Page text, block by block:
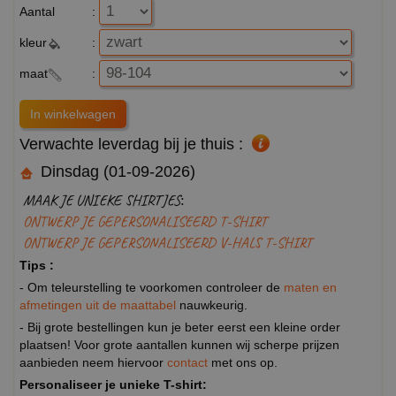
Aantal :
kleur :
maat :
Verwachte leverdag bij je thuis :
Dinsdag (01-09-2026)
MAAK JE UNIEKE SHIRTJES:
ONTWERP JE GEPERSONALISEERD T-SHIRT
ONTWERP JE GEPERSONALISEERD V-HALS T-SHIRT
Tips :
- Om teleurstelling te voorkomen controleer de maten en
afmetingen uit de maattabel nauwkeurig.
- Bij grote bestellingen kun je beter eerst een kleine order
plaatsen! Voor grote aantallen kunnen wij scherpe prijzen
aanbieden neem hiervoor contact met ons op.
Personaliseer je unieke T-shirt: